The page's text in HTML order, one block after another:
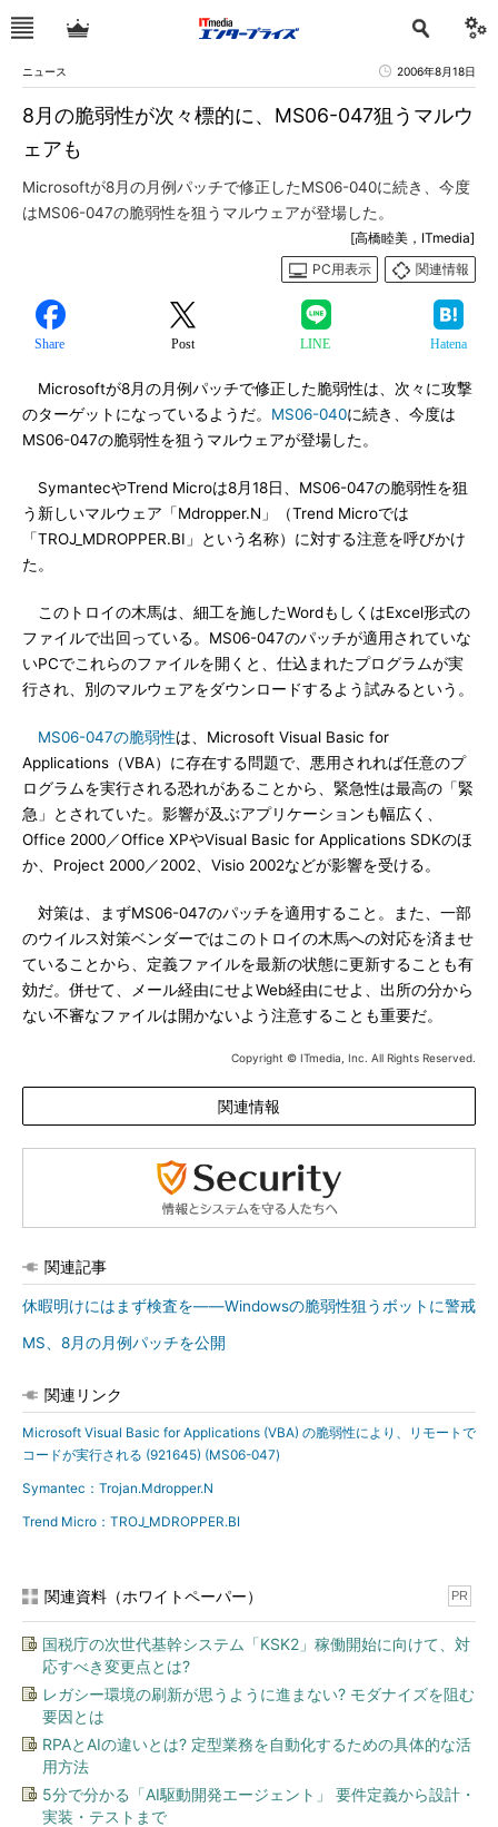
ニュース 2006年8月18日
8月の脆弱性が次々標的に、MS06-047狙うマルウ
ェアも
Microsoftが8月の月例パッチで修正したMS06-040に続き、今度
はMS06-047の脆弱性を狙うマルウェアが登場した。
[高橋睦美，ITmedia]
PC用表示
関連情報
Share Post LINE Hatena
Microsoftが8月の月例パッチで修正した脆弱性は、次々に攻撃
のターゲットになっているようだ。 MS06-040に続き、今度は
MS06-047の脆弱性を狙うマルウェアが登場した。
SymantecやTrend Microは8月18日、MS06-047の脆弱性を狙
う新しいマルウェア「Mdropper.N」（Trend Microでは
「TROJ_MDROPPER.BI」という名称）に対する注意を呼びかけ
た。
このトロイの木馬は、細工を施したWordもしくはExcel形式の
ファイルで出回っている。MS06-047のパッチが適用されていな
いPCでこれらのファイルを開くと、仕込まれたプログラムが実
行され、別のマルウェアをダウンロードするよう試みるという。
MS06-047の脆弱性は、Microsoft Visual Basic for
Applications（VBA）に存在する問題で、悪用されれば任意のプ
ログラムを実行される恐れがあることから、緊急性は最高の「緊
急」とされていた。影響が及ぶアプリケーションも幅広く、
Office 2000／Office XPやVisual Basic for Applications SDKのほ
か、Project 2000／2002、Visio 2002などが影響を受ける。
対策は、まずMS06-047のパッチを適用すること。また、一部
のウイルス対策ベンダーではこのトロイの木馬への対応を済ませ
ていることから、定義ファイルを最新の状態に更新することも有
効だ。併せて、メール経由にせよWeb経由にせよ、出所の分から
ない不審なファイルは開かないよう注意することも重要だ。
Copyright © ITmedia, Inc. All Rights Reserved.
関連情報
関連記事
休暇明けにはまず検査を――Windowsの脆弱性狙うボットに警戒
MS、8月の月例パッチを公開
関連リンク
Microsoft Visual Basic for Applications (VBA) の脆弱性により、リモートで
コードが実行される (921645) (MS06-047)
Symantec：Trojan.Mdropper.N
Trend Micro：TROJ_MDROPPER.BI
関連資料（ホワイトペーパー） PR
国税庁の次世代基幹システム「KSK2」稼働開始に向けて、対
応すべき変更点とは?
レガシー環境の刷新が思うように進まない? モダナイズを阻む
要因とは
RPAとAIの違いとは? 定型業務を自動化するための具体的な活
用方法
5分で分かる「AI駆動開発エージェント」 要件定義から設計・
実装・テストまで